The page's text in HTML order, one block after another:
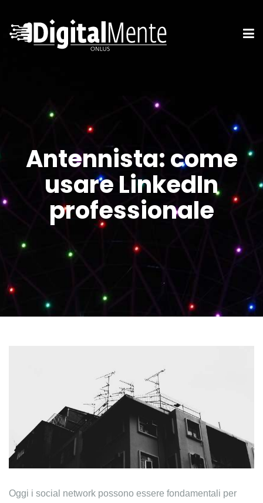
Antennista: come
usare LinkedIn
professionale
Oggi i social network possono essere fondamentali per